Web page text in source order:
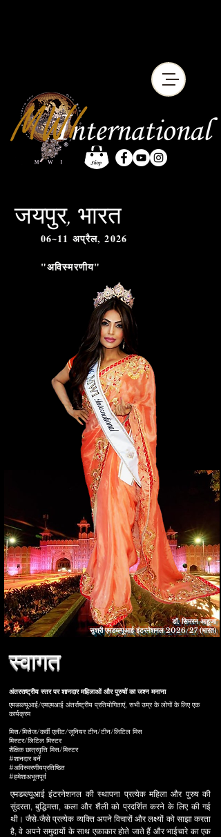
06~11 अप्रैल, 2026
"अविस्मरणीय"
जयपुर, भारत
डॉ. सिमरन आहूजा
सुश्री एमडब्ल्यूआई इंटरनेशनल 2026/27 (भारत)
स्वागत
अंतरराष्ट्रीय स्तर पर शानदार महिलाओं और पुरुषों का जश्न मनाना
एमडब्ल्यूआई/एमएमआई अंतर्राष्ट्रीय प्रतियोगिताएं, सभी उम्र के लोगों के लिए एक
कार्यक्रम
मिस/मिसेज/कर्वी एलीट/जूनियर टीन/टीन/लिटिल मिस
मिस्टर/लिटिल मिस्टर
शैक्षिक छात्रवृत्ति मिस/मिस्टर
#शानदार बनें
#अविस्मरणीयप्रतिष्ठित
#हमेशाअभूतपूर्व
एमडब्ल्यूआई इंटरनेशनल की स्थापना प्रत्येक महिला और पुरुष की
सुंदरता, बुद्धिमत्ता, कला और शैली को प्रदर्शित करने के लिए की गई
थी। जैसे-जैसे प्रत्येक व्यक्ति अपने विचारों और लक्ष्यों को साझा करता
है, वे अपने समुदायों के साथ एकाकार होते जाते हैं और भाईचारे का एक